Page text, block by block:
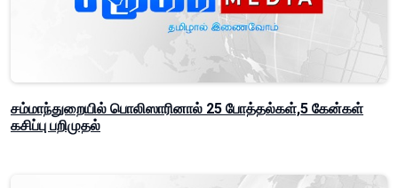
சம்மாந்துறையில் பொலிஸாரினால் 25 போத்தல்கள்,5 கேன்கள்
கசிப்பு பறிமுதல்